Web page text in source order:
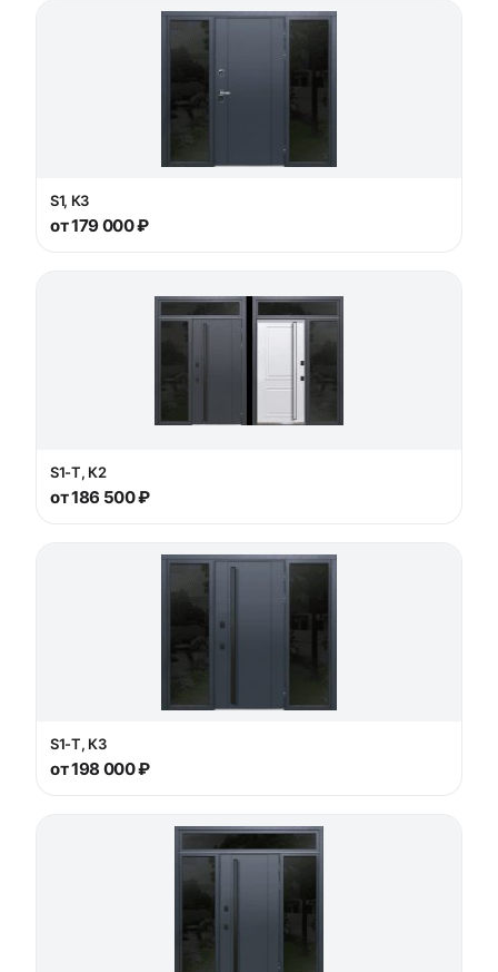
S1, К3
от 179 000 ₽
S1-Т, К2
от 186 500 ₽
S1-Т, К3
от 198 000 ₽